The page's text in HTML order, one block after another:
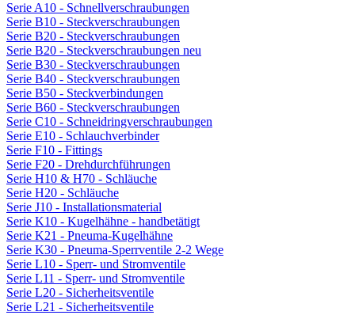
Serie A10 - Schnellverschraubungen
Serie B10 - Steckverschraubungen
Serie B20 - Steckverschraubungen
Serie B20 - Steckverschraubungen neu
Serie B30 - Steckverschraubungen
Serie B40 - Steckverschraubungen
Serie B50 - Steckverbindungen
Serie B60 - Steckverschraubungen
Serie C10 - Schneidringverschraubungen
Serie E10 - Schlauchverbinder
Serie F10 - Fittings
Serie F20 - Drehdurchführungen
Serie H10 & H70 - Schläuche
Serie H20 - Schläuche
Serie J10 - Installationsmaterial
Serie K10 - Kugelhähne - handbetätigt
Serie K21 - Pneuma-Kugelhähne
Serie K30 - Pneuma-Sperrventile 2-2 Wege
Serie L10 - Sperr- und Stromventile
Serie L11 - Sperr- und Stromventile
Serie L20 - Sicherheitsventile
Serie L21 - Sicherheitsventile